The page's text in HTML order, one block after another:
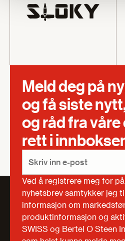
Meld deg på
og få siste
og råd fra
rett i
Ved å registrere meg for
nyhetsbrev samtykker jeg
informasjon om
produktinformasjon og
SWISS og Bertel O Steen